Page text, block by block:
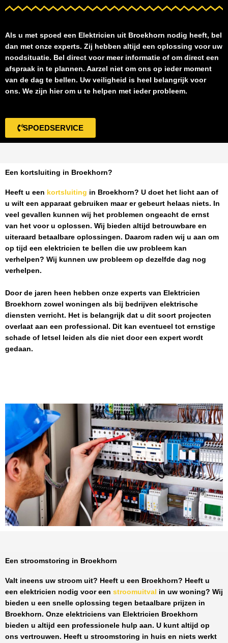
Als u met spoed een Elektricien uit Broekhorn nodig heeft, bel
dan met onze experts. Zij hebben altijd een oplossing voor uw
noodsituatie. Bel direct voor meer informatie of om direct een
afspraak in te plannen. Aarzel niet om ons op ieder moment
van de dag te bellen. Uw veiligheid is heel belangrijk voor
ons. We zijn hier om u te helpen met ieder probleem.
SPOEDSERVICE
Een kortsluiting in Broekhorn?
Heeft u een kortsluiting in Broekhorn? U doet het licht aan of
u wilt een apparaat gebruiken maar er gebeurt helaas niets. In
veel gevallen kunnen wij het problemen ongeacht de ernst
van het voor u oplossen. Wij bieden altijd betrouwbare en
uiteraard betaalbare oplossingen. Daarom raden wij u aan om
op tijd een elektricien te bellen die uw probleem kan
verhelpen? Wij kunnen uw probleem op dezelfde dag nog
verhelpen.
Door de jaren heen hebben onze experts van Elektricien
Broekhorn zowel woningen als bij bedrijven elektrische
diensten verricht. Het is belangrijk dat u dit soort projecten
overlaat aan een professional. Dit kan eventueel tot ernstige
schade of letsel leiden als die niet door een expert wordt
gedaan.
Een stroomstoring in Broekhorn
Valt ineens uw stroom uit? Heeft u een Broekhorn? Heeft u
een elektricien nodig voor een stroomuitval in uw woning? Wij
bieden u een snelle oplossing tegen betaalbare prijzen in
Broekhorn. Onze elektriciens van Elektricien Broekhorn
bieden u altijd een professionele hulp aan. U kunt altijd op
ons vertrouwen. Heeft u stroomstoring in huis en niets werkt